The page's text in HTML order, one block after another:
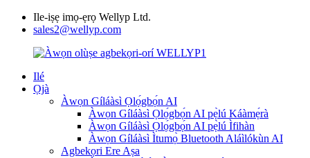
Ile-iṣẹ imọ-ẹrọ Wellyp Ltd.
sales2@wellyp.com
Ilé
Ọjà
Àwọn Gíláàsì Ọlọ́gbọ́n AI
Àwọn Gíláàsì Ọlọ́gbọ́n AI pẹ̀lú Káàmẹ́rà
Àwọn Gíláàsì Ọlọ́gbọ́n AI pẹ̀lú Ìfihàn
Àwọn Gíláàsì Ìtumọ̀ Bluetooth Aláìlókùn AI
Agbekọri Ere Aṣa